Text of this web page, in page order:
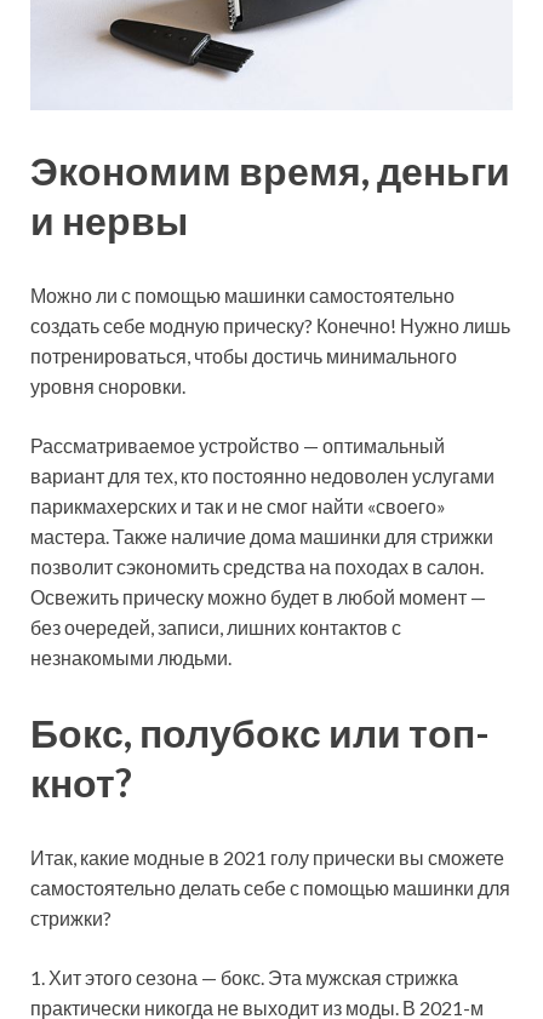
Экономим время, деньги
и нервы
Можно ли с помощью машинки самостоятельно
создать себе модную прическу? Конечно! Нужно лишь
потренироваться, чтобы достичь минимального
уровня сноровки.
Рассматриваемое устройство — оптимальный
вариант для тех, кто постоянно недоволен услугами
парикмахерских и так и не смог найти «своего»
мастера. Также наличие дома машинки для стрижки
позволит сэкономить средства на походах в салон.
Освежить прическу можно будет в любой момент —
без очередей, записи, лишних контактов с
незнакомыми людьми.
Бокс, полубокс или топ-
кнот?
Итак, какие модные в 2021 голу прически вы сможете
самостоятельно делать себе с помощью машинки для
стрижки?
1. Хит этого сезона — бокс. Эта мужская стрижка
практически никогда не выходит из моды. В 2021-м